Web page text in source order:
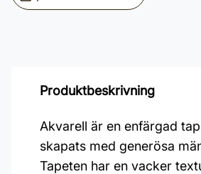
Produktbeskrivning
Akvarell är en enfärgad
skapats med generösa
Tapeten har en vacker